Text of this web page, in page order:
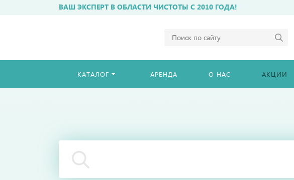
ВАШ ЭКСПЕРТ В ОБЛАСТИ ЧИСТОТЫ С 2010 ГОДА!
КАТАЛОГ АРЕНДА О НАС АКЦИИ